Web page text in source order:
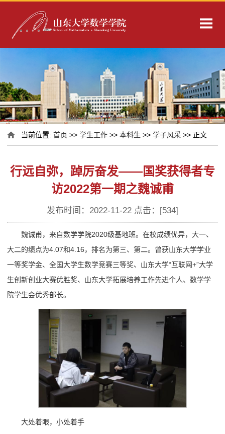
当前位置:首页 >>学生工作 >>本科生 >>学子风采 >> 正文
行远自弥，踔厉奋发——国奖获得者专
访2022第一期之魏诚甫
发布时间：2022-11-22 点击：[534]
魏诚甫，来自数学学院2020级基地班。在校成绩优异，大一、
大二的绩点为4.07和4.16，排名为第三、第二。曾获山东大学学业
一等奖学金、全国大学生数学竞赛三等奖、山东大学“互联网+”大学
生创新创业大赛优胜奖、山东大学拓展培养工作先进个人、数学学
院学生会优秀部长。
大处着眼，小处着手